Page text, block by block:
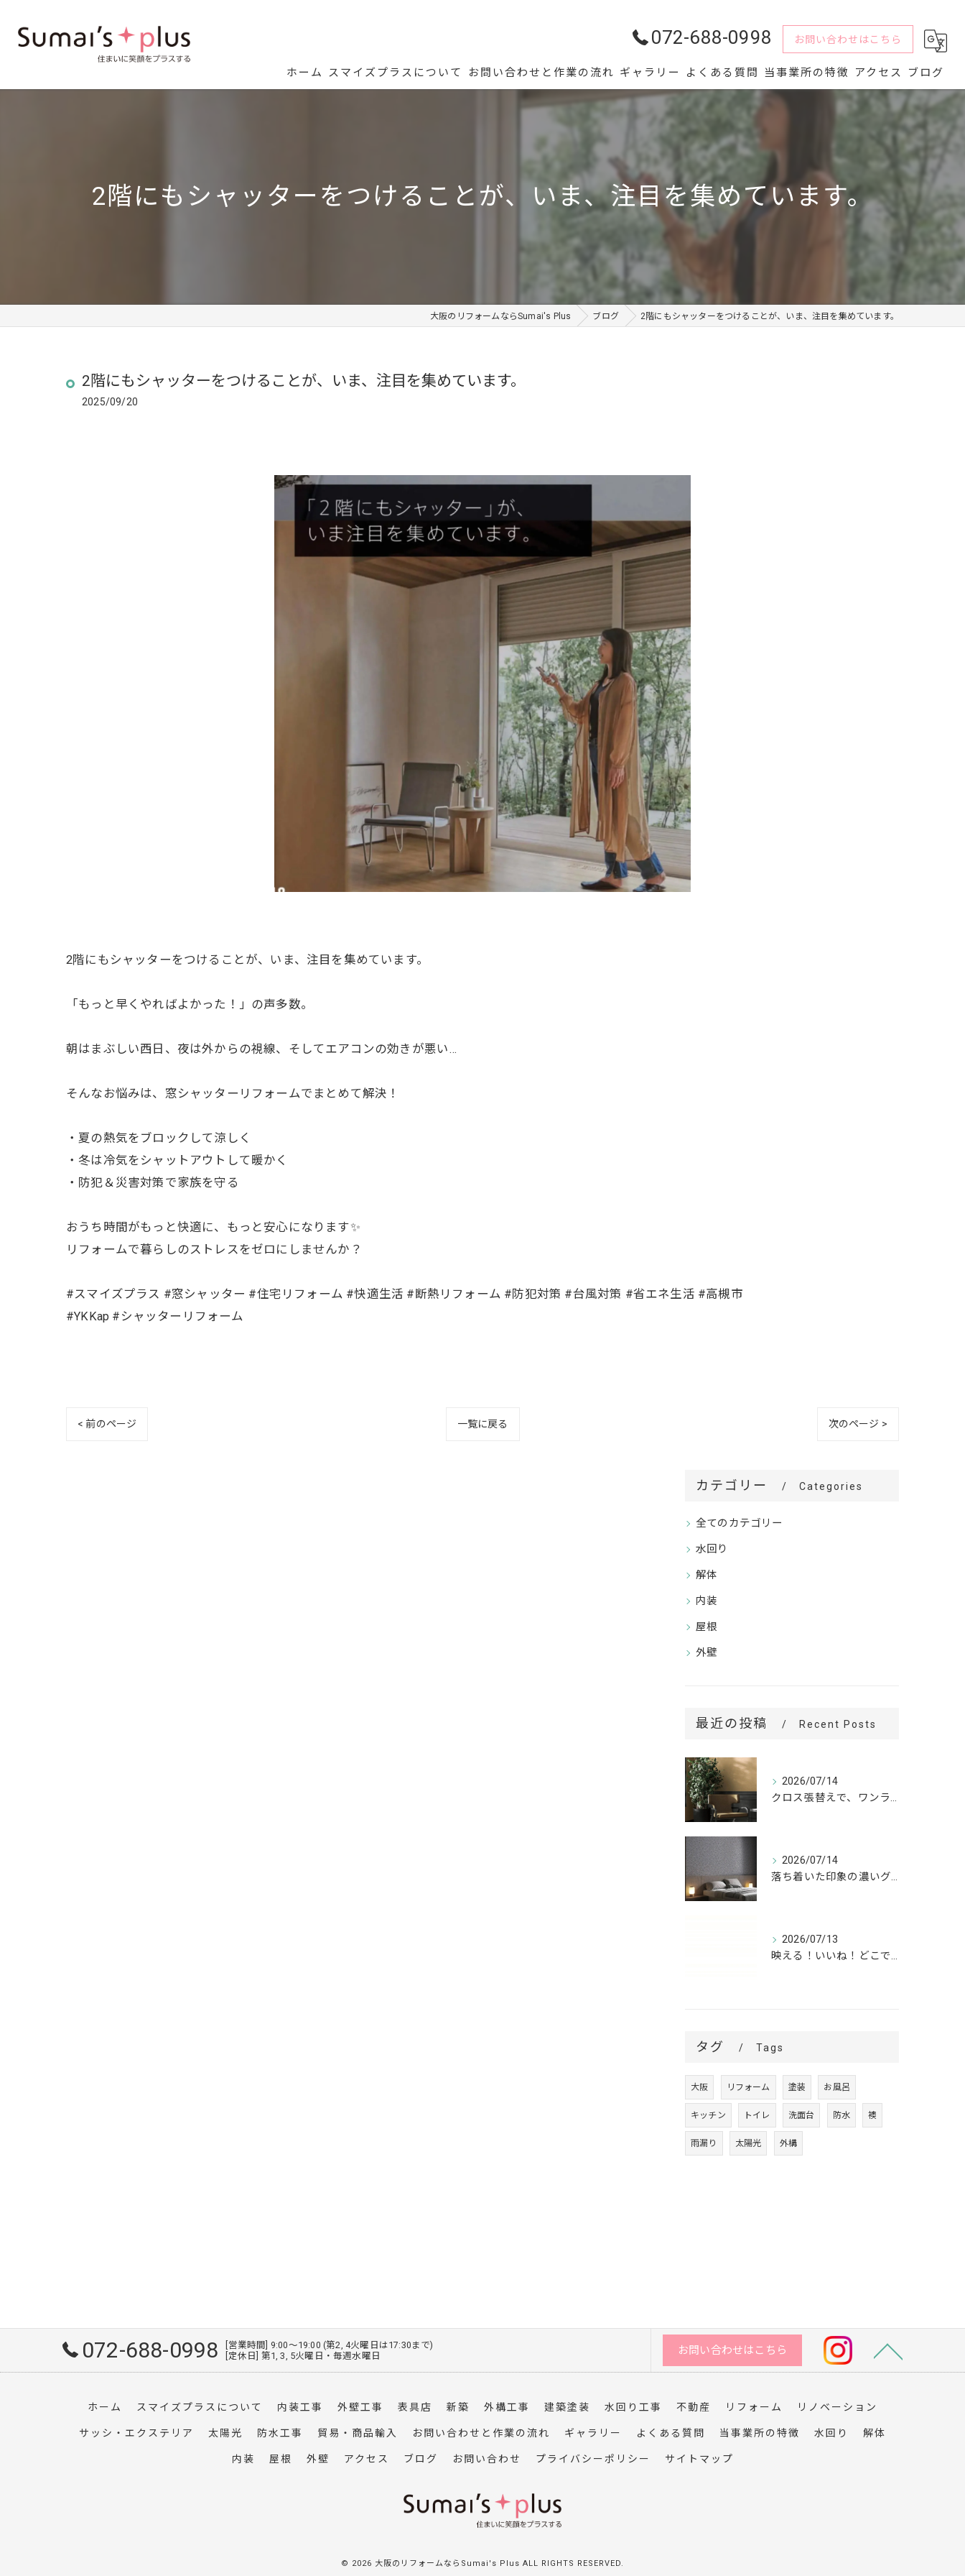
072-688-0998 お問い合わせはこちら
ホーム スマイズプラスについて お問い合わせと作業の流れ ギャラリー よくある質問 当事業所の特徴
内装
アクセス ブログ
2階にもシャッターをつけることが、いま、注目を集めています。
大阪のリフォームならSumai's Plus ブログ 2階にもシャッターをつけることが、いま、注目を集めています。
2階にもシャッターをつけることが、いま、注目を集めています。
2025/09/20
2階にもシャッターをつけることが、いま、注目を集めています。
「もっと早くやればよかった！」の声多数。
朝はまぶしい西日、夜は外からの視線、そしてエアコンの効きが悪い…
そんなお悩みは、窓シャッターリフォームでまとめて解決！
・夏の熱気をブロックして涼しく
・冬は冷気をシャットアウトして暖かく
・防犯＆災害対策で家族を守る
おうち時間がもっと快適に、もっと安心になります✨
リフォームで暮らしのストレスをゼロにしませんか？
#スマイズプラス #窓シャッター #住宅リフォーム #快適生活 #断熱リフォーム #防犯対策 #台風対策 #省エネ生活 #高槻市
#YKKap #シャッターリフォーム
< 前のページ 一覧に戻る 次のページ >
カテゴリー Categories
全てのカテゴリー
水回り
解体
内装
屋根
外壁
最近の投稿 Recent Posts
2026/07/14
クロス張替えで、ワンランク上の空間へ。
2026/07/14
落ち着いた印象の濃いグレーが、お部屋をワンランク上の空間へ。
2026/07/13
映える！いいね！どこでも高槻✨
タグ Tags
大阪 リフォーム 塗装 お風呂
キッチン トイレ 洗面台 防水 襖
雨漏り 太陽光 外構
072-688-0998
[営業時間] 9:00～19:00 (第2, 4火曜日は17:30まで)
[定休日] 第1, 3, 5火曜日・毎週水曜日
お問い合わせはこちら
ホーム スマイズプラスについて 内装工事 外壁工事 表具店 新築 外構工事 建築塗装 水回り工事 不動産 リフォーム リノベーション
サッシ・エクステリア 太陽光 防水工事 貿易・商品輸入 お問い合わせと作業の流れ ギャラリー よくある質問 当事業所の特徴 水回り 解体
内装 屋根 外壁 アクセス ブログ お問い合わせ プライバシーポリシー サイトマップ
© 2026 大阪のリフォームならSumai's Plus ALL RIGHTS RESERVED.